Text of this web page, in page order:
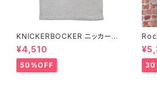
KNICKERBOCKER ニッカーボ
ッカー HEATHER GREY ハン
プトン Tシャツ
¥4,510
50%OFF
ック
irt